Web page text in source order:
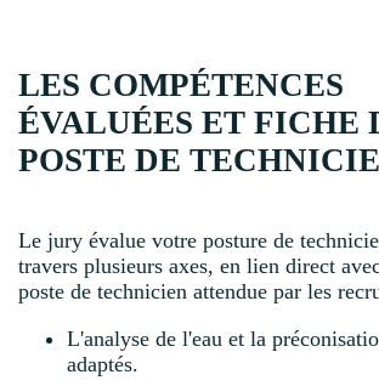
LES COMPÉTENCES
ÉVALUÉES ET FICHE
POSTE DE
Le jury évalue votre posture de
travers plusieurs axes, en lien direct
poste de technicien attendue par les
L'analyse de l'eau et la
adaptés.